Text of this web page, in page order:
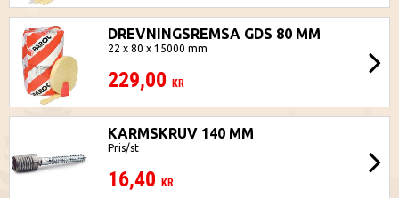
DREVNINGSREMSA GDS 80 MM
22 x 80 x 15000 mm
229,00 KR
KARMSKRUV 140 MM
Pris/st
16,40 KR